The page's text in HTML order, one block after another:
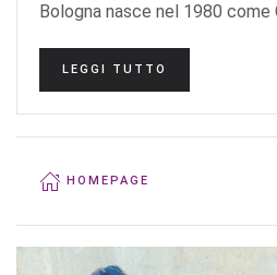
Bologna nasce nel 1980 come
LEGGI TUTTO
HOMEPAGE